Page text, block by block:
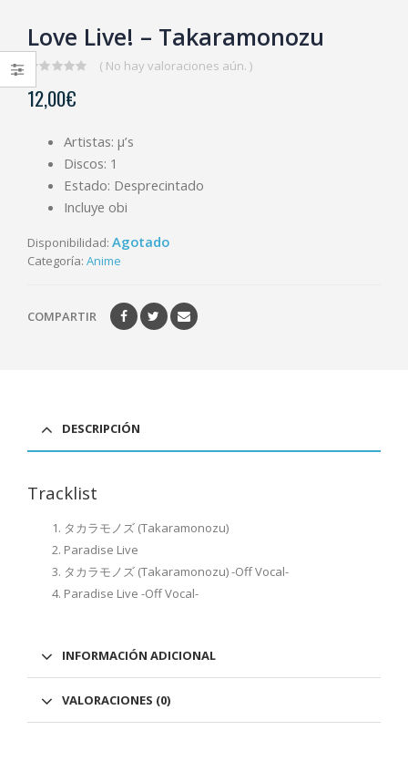
Love Live! – Takaramonozu
0
out
of
( No hay valoraciones aún. )
12,00€
Artistas: μ’s
Discos: 1
Estado: Desprecintado
Incluye obi
Disponibilidad: Agotado
Categoría: Anime
COMPARTIR
DESCRIPCIÓN
Tracklist
タカラモノズ (Takaramonozu)
Paradise Live
タカラモノズ (Takaramonozu) -Off Vocal-
Paradise Live -Off Vocal-
INFORMACIÓN ADICIONAL
VALORACIONES (0)